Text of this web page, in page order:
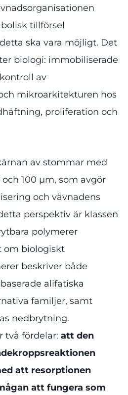
tillförsel
ska vara möjligt. Det
biologi: immobiliserade
av
mikroarkitekturen hos
proliferation och
av stommar med
100 µm, som avgör
och vävnadens
perspektiv är klassen
polymerer
om biologiskt
beskriver både
alifatiska
familjer, samt
nedbrytning.
två fördelar: att den
att resorptionen
att fungera som